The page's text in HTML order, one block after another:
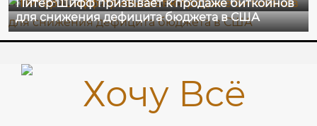
Питер Шифф призывает к продаже биткойнов
для снижения дефицита бюджета в США